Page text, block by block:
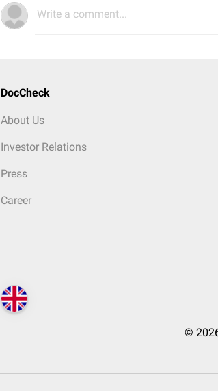
Write a comment...
DocCheck
About Us
Investor Relations
Press
Career
©